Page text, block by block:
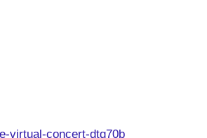
virtual-concert-dtg70b